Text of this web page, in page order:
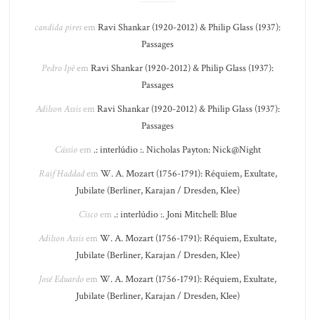
candida piresem Ravi Shankar (1920-2012) & Philip Glass (1937):
Passages
Pedro Ipêem Ravi Shankar (1920-2012) & Philip Glass (1937):
Passages
Adilson Assisem Ravi Shankar (1920-2012) & Philip Glass (1937):
Passages
Cássioem .: interlúdio :. Nicholas Payton: Nick@Night
Raif Haddadem W. A. Mozart (1756-1791): Réquiem, Exultate,
Jubilate (Berliner, Karajan / Dresden, Klee)
Ciscoem .: interlúdio :. Joni Mitchell: Blue
Adilson Assisem W. A. Mozart (1756-1791): Réquiem, Exultate,
Jubilate (Berliner, Karajan / Dresden, Klee)
José Eduardoem W. A. Mozart (1756-1791): Réquiem, Exultate,
Jubilate (Berliner, Karajan / Dresden, Klee)